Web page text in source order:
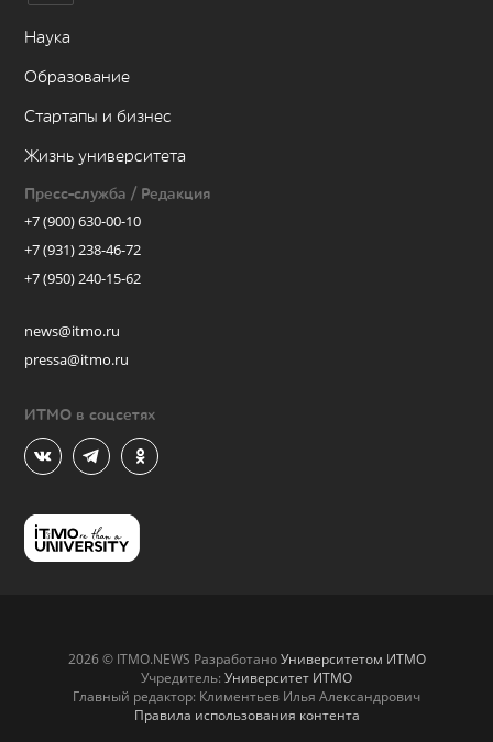
Наука
Образование
Стартапы и бизнес
Жизнь университета
Пресс-служба / Редакция
+7 (900) 630-00-10
+7 (931) 238-46-72
+7 (950) 240-15-62
news@itmo.ru
pressa@itmo.ru
ИТМО в соцсетях
2026 © ITMO.NEWS РазработаноУниверситетом ИТМО
Учредитель: Университет ИТМО
Главный редактор: Климентьев Илья Александрович
Правила использования контента